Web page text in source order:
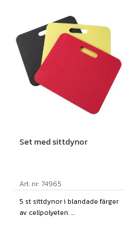
Set med sittdynor
Art. nr: 74965
5 st sittdynor i blandade färger
av cellpolyeten. ...